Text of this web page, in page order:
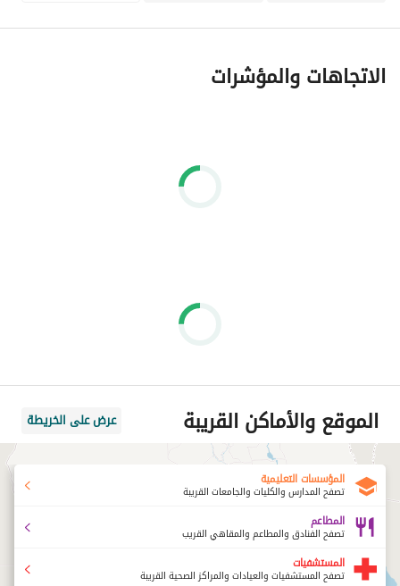
الاتجاهات والمؤشرات
الموقع والأماكن القريبة عرض على الخريطة
المؤسسات التعليمية
تصفح المدارس والكليات والجامعات القريبة
المطاعم
تصفح الفنادق والمطاعم والمقاهي القريب
المستشفيات
تصفح المستشفيات والعيادات والمراكز الصحية القريبة